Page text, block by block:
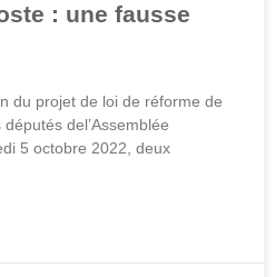
: une fausse
du projet de loi de réforme de
del’Assemblée
5 octobre 2022, deux